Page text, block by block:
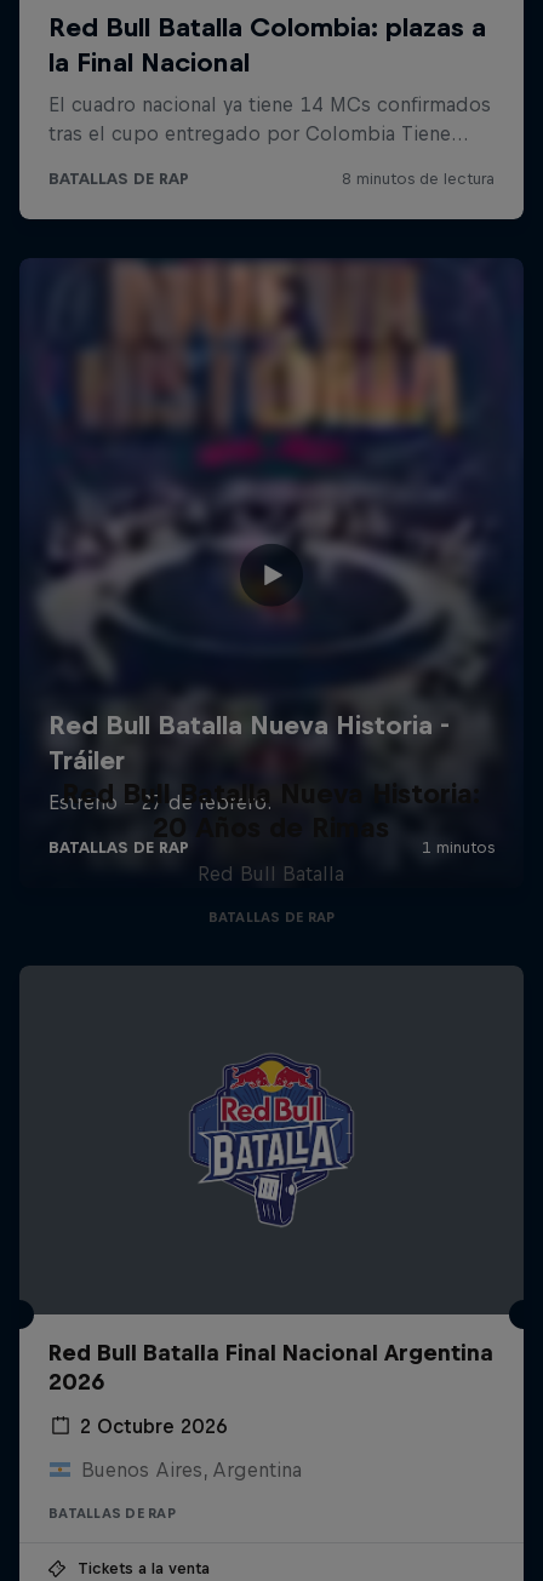
Red Bull Batalla Nueva Historia:
20 Años de Rimas
Red Bull Batalla
BATALLAS DE RAP
Red Bull Batalla Final Nacional Argentina
2026
2 Octubre 2026
Buenos Aires, Argentina
BATALLAS DE RAP
Tickets a la venta